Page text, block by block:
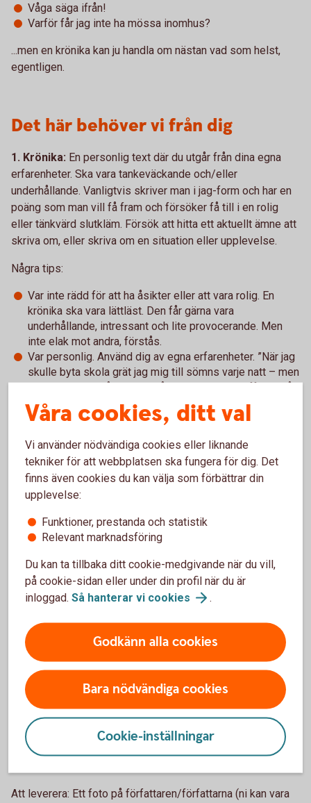
Våga säga ifrån!
Varför får jag inte ha mössa inomhus?
...men en krönika kan ju handla om nästan vad som helst,
egentligen.
Det här behöver vi från dig
1. Krönika: En personlig text där du utgår från dina egna
erfarenheter. Ska vara tankeväckande och/eller
underhållande. Vanligtvis skriver man i jag-form och har en
poäng som man vill få fram och försöker få till i en rolig
eller tänkvärd slutkläm. Försök att hitta ett aktuellt ämne att
skriva om, eller skriva om en situation eller upplevelse.
Några tips:
Var inte rädd för att ha åsikter eller att vara rolig. En
krönika ska vara lättläst. Den får gärna vara
underhållande, intressant och lite provocerande. Men
inte elak mot andra, förstås.
Var personlig. Använd dig av egna erfarenheter. ”När jag
skulle byta skola grät jag mig till sömns varje natt – men
det blev bra ändå!” eller ”Igår när jag gick till affären såg
jag en tiggare. Synen gjorde mig så ...”
VIKTIGT: En krönika är ingen faktatext. Skolarbetet om
Att leverera: Text på cirka 1500 tecken, inklusive blanksteg.
2. Faktaruta om skribenten:
Vi vill veta lite mer om
avsändaren bakom texten.
Att leverera: Faktaruta som innehåller namn, ålder, skola,
mellanstadieelever”.
3. Lista med tre punkter:Kopplade till ämnet. Det kan
vi inte ska slänga så mycket mat – 3 sätt att bli
(kli)matsmart. Till krönika om att vara kär i sin idol – 3 bästa
låtarna med xxx. Roligast är om tipsen inte är för lika
varandra.
Att leverera: 3 tips eller liknande, med max två meningar
på varje tips.
4. Foto:
Färgbild på skribenten/skribenterna. Närbild eller i
Att leverera: Ett foto på författaren/författarna (ni kan vara
Våra cookies, ditt val
Vi använder nödvändiga cookies eller liknande
tekniker för att webbplatsen ska fungera för dig. Det
finns även cookies du kan välja som förbättrar din
upplevelse:
Funktioner, prestanda och statistik
Relevant marknadsföring
Du kan ta tillbaka ditt cookie-medgivande när du vill,
på cookie-sidan eller under din profil när du är
inloggad. Så hanterar vi cookies .
Godkänn alla cookies
Bara nödvändiga cookies
Cookie-inställningar